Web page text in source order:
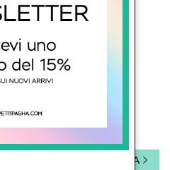
NEWSLETTER
INVIA